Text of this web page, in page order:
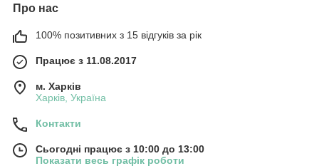
Про нас
100% позитивних з 15 відгуків за рік
Працює з 11.08.2017
м. Харків
Харків, Україна
Контакти
Сьогодні працює з 10:00 до 13:00
Показати весь графік роботи